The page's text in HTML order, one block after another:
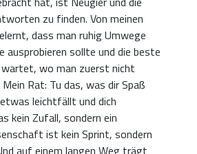
zu finden. Von meinen
dass man ruhig Umwege
ausprobieren sollte und die beste
wo man zuerst nicht
Rat: Tu das, was dir Spaß
leichtfällt und dich
kein Zufall, sondern ein
ist kein Sprint, sondern